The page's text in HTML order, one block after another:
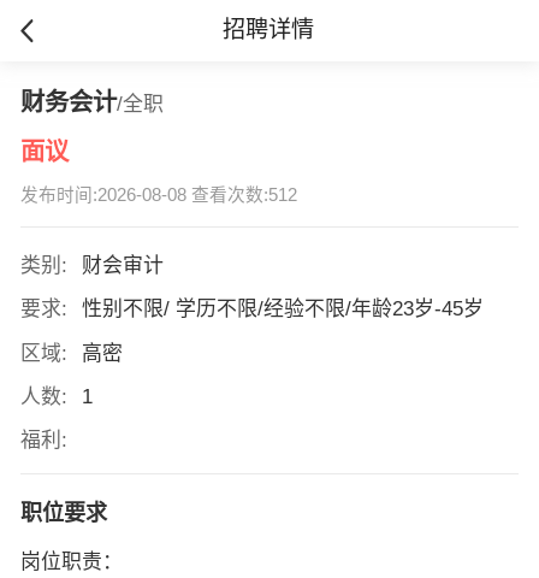
招聘详情
财务会计/全职
面议
发布时间:2026-08-08 查看次数:512
类别:
财会审计
要求:
性别不限/ 学历不限/经验不限/年龄23岁-45岁
区域:
高密
人数:
1
福利:
职位要求
岗位职责：